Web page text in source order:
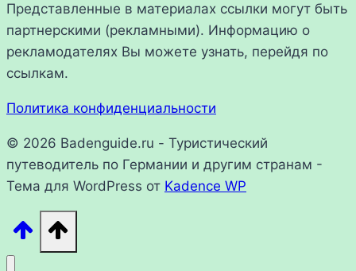
Представленные в материалах ссылки могут быть
партнерскими (рекламными). Информацию о
рекламодателях Вы можете узнать, перейдя по
ссылкам.
Политика конфиденциальности
© 2026 Badenguide.ru - Туристический
путеводитель по Германии и другим странам -
Тема для WordPress от Kadence WP